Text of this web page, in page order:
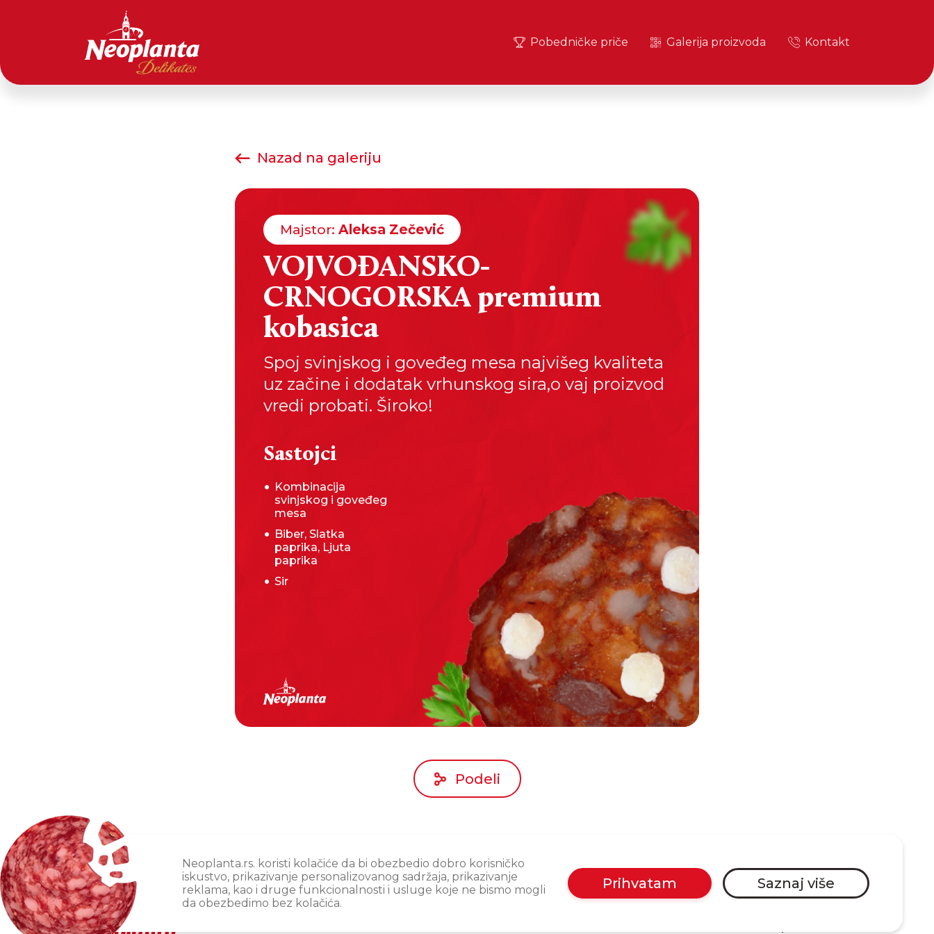
Neoplanta.rs. koristi kolačiće da bi obezbedio dobro korisničko
iskustvo, prikazivanje personalizovanog sadržaja, prikazivanje
reklama, kao i druge funkcionalnosti i usluge koje ne bismo mogli
da obezbedimo bez kolačića.
Prihvatam Saznaj više
Pobedničke priče Galerija proizvoda Kontakt
Nazad na galeriju
Majstor: Aleksa Zečević
VOJVOĐANSKO-
CRNOGORSKA premium
kobasica
Spoj svinjskog i goveđeg mesa najvišeg kvaliteta
uz začine i dodatak vrhunskog sira,o vaj proizvod
vredi probati. Široko!
Sastojci
Kombinacija
svinjskog i goveđeg
mesa
Biber, Slatka
paprika, Ljuta
paprika
Sir
Podeli